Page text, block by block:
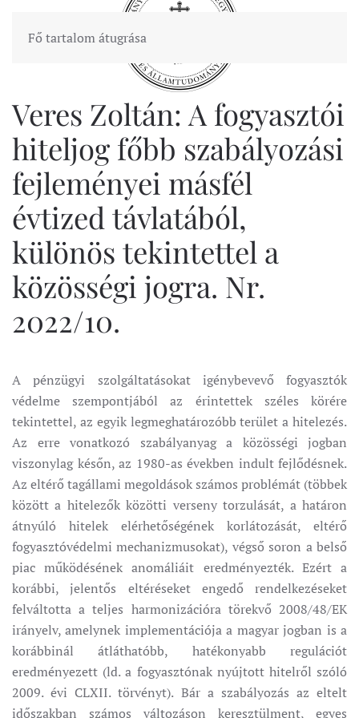
Fő tartalom átugrása
Veres Zoltán: A fogyasztói
hiteljog főbb szabályozási
fejleményei másfél
évtized távlatából,
különös tekintettel a
közösségi jogra. Nr.
2022/10.
A pénzügyi szolgáltatásokat igénybevevő fogyasztók
védelme szempontjából az érintettek széles körére
tekintettel, az egyik legmeghatározóbb terület a hitelezés.
Az erre vonatkozó szabályanyag a közösségi jogban
viszonylag későn, az 1980-as években indult fejlődésnek.
Az eltérő tagállami megoldások számos problémát (többek
között a hitelezők közötti verseny torzulását, a határon
átnyúló hitelek elérhetőségének korlátozását, eltérő
fogyasztóvédelmi mechanizmusokat), végső soron a belső
piac működésének anomáliáit eredményezték. Ezért a
korábbi, jelentős eltéréseket engedő rendelkezéseket
felváltotta a teljes harmonizációra törekvő 2008/48/EK
irányelv, amelynek implementációja a magyar jogban is a
korábbinál átláthatóbb, hatékonyabb regulációt
eredményezett (ld. a fogyasztónak nyújtott hitelről szóló
2009. évi CLXII. törvényt). Bár a szabályozás az eltelt
időszakban számos változáson keresztülment, egyes